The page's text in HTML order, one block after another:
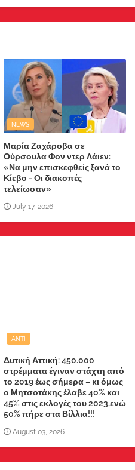
NEWS
Μαρία Ζαχάροβα σε
Ούρσουλα Φον ντερ Λάιεν:
«Να μην επισκεφθείς ξανά το
Κίεβο - Οι διακοπές
τελείωσαν»
July 17, 2026
ANTI
Δυτική Αττική: 450.000
στρέμματα έγιναν στάχτη από
το 2019 έως σήμερα – κι όμως
ο Μητσοτάκης έλαβε 40% και
45% στις εκλογές του 2023,ενώ
50% πήρε στα Βίλλια!!!
August 03, 2026